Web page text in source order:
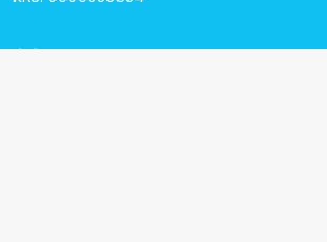
Alivia Onkomapa